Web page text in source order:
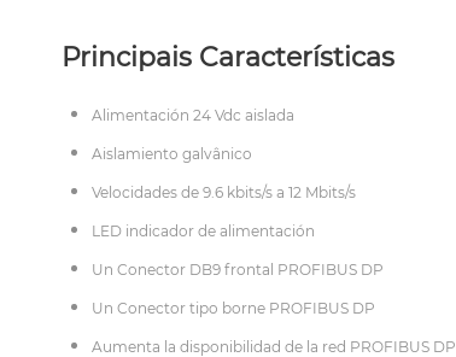
Principais Características
Alimentación 24 Vdc aislada
Aislamiento galvânico
Velocidades de 9.6 kbits/s a 12 Mbits/s
LED indicador de alimentación
Un Conector DB9 frontal PROFIBUS DP
Un Conector tipo borne PROFIBUS DP
Aumenta la disponibilidad de la red PROFIBUS DP